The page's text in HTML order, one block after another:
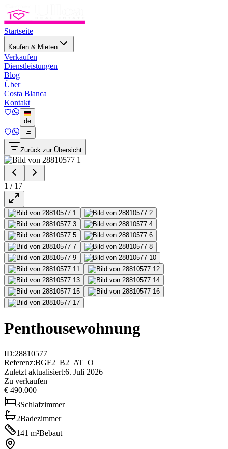
Startseite
Kaufen & Mieten
Verkaufen
Dienstleistungen
Blog
Über
Costa Blanca
Kontakt
de
Zurück zur Übersicht
1 / 17
Penthousewohnung
ID:28810577
Referenz:BGF2_B2_AT_O
Zuletzt aktualisiert:6. Juli 2026
Zu verkaufen
€ 490.000
3Schlafzimmer
2Badezimmer
141 m²Bebaut